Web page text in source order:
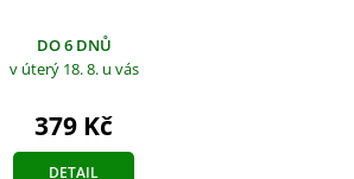
DO 6 DNŮ
v úterý 18. 8. u vás
379 Kč
DETAIL